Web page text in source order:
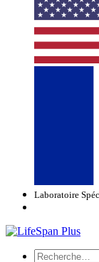
Laboratoire